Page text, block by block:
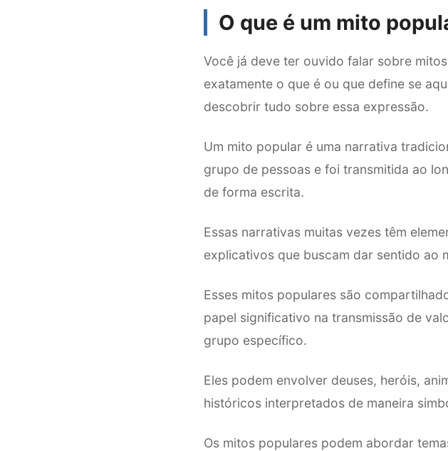
O que é um mito
Você já deve ter ouvido falar sobre
exatamente o que é ou que define se
descobrir tudo sobre essa expressão.
Um mito popular é uma narrativa
grupo de pessoas e foi transmitida ao
de forma escrita.
Essas narrativas muitas vezes têm
explicativos que buscam dar sentido ao
Esses mitos populares são
papel significativo na transmissão de
grupo específico.
Eles podem envolver deuses, heróis,
históricos interpretados de maneira
Os mitos populares podem abordar